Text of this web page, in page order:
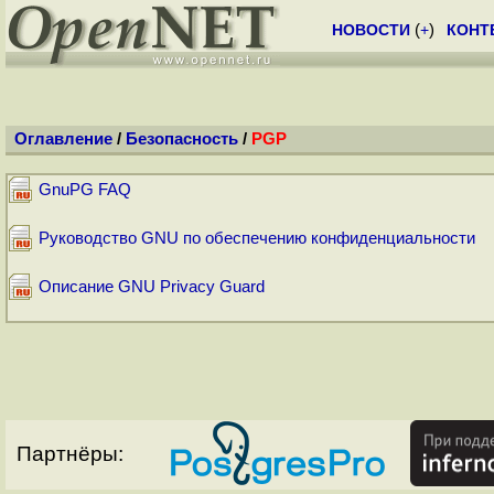
НОВОСТИ (+)
Оглавление / Безопасность / PGP
GnuPG FAQ
Руководство GNU по обеспечению конфиденциальности
Описание GNU Privacy Guard
Партнёры: